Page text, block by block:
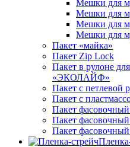
Мешки для
Мешки для
Мешки для
Мешки для
Пакет «майка»
Пакет Zip Lock
Пакет в рулоне
«ЭКОЛАЙФ»
Пакет с петлевой
Пакет с
Пакет
Пакет
Пакет